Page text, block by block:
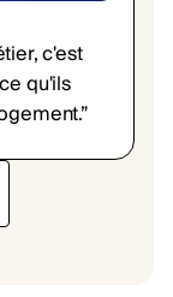
c'est
qu'ils